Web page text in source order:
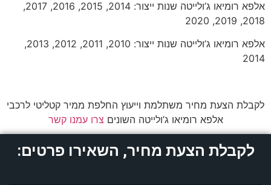
אלפא רומיאו ג’ולייטה שנות ייצור: 2014, 2015, 2016, 2017,
2018, 2019, 2020
אלפא רומיאו ג’ולייטה שנות ייצור: 2010, 2011, 2012, 2013,
2014
לקבלת הצעת מחיר משתלמת וייעוץ החלפת ממיר קטליטי לרכבי
אלפא רומיאו ג’ולייטה השונים צרו עמנו קשר
לקבלת הצעת מחיר, השאירו פרטים: